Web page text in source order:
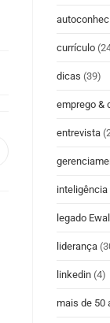
currículo
dicas (39)
emprego &
entrevista
inteligência
legado
liderança
linkedin (4)
mais de 50